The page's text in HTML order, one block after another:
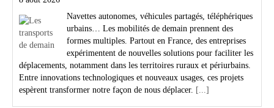
Navettes autonomes, véhicules partagés, téléphériques
urbains… Les mobilités de demain prennent des
formes multiples. Partout en France, des entreprises
expérimentent de nouvelles solutions pour faciliter les
déplacements, notamment dans les territoires ruraux et périurbains.
Entre innovations technologiques et nouveaux usages, ces projets
espèrent transformer notre façon de nous déplacer. [...]